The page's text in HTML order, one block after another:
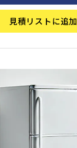
見積リストに追加